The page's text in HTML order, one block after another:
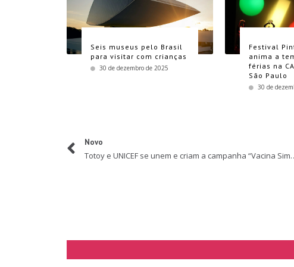
Seis museus pelo Brasil
para visitar com crianças
30 de dezembro de 2025
Festival
anima a
férias na
São Paulo
30 de
Novo
Totoy e UNICEF se unem e criam a